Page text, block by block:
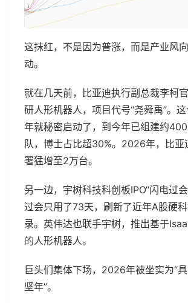
这抹红，不是因为普涨，而是产业风
动。
就在几天前，比亚迪执行副总裁李柯
研人形机器人，项目代号“尧舜禹”。
年就秘密启动了，到今年已组建约
队，博士占比超30%。2026年，比亚
署猛增至2万台。
另一边，宇树科技科创板IPO“闪电过
过会只用了73天，刷新了近年A股硬
录。英伟达也联手宇树，推出基于
的人形机器人。
巨头们集体下场，2026年被坐实为“
坚年”。